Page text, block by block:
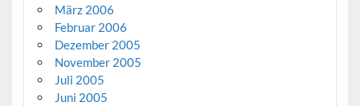
März 2006
Februar 2006
Dezember 2005
November 2005
Juli 2005
Juni 2005